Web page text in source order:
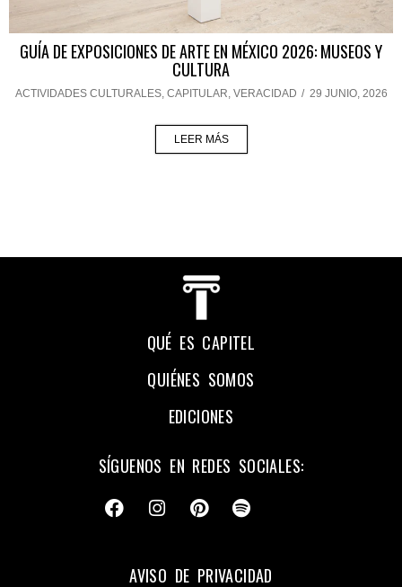
GUÍA DE EXPOSICIONES DE ARTE EN MÉXICO 2026: MUSEOS Y
CULTURA
ACTIVIDADES CULTURALES, CAPITULAR VERACIDAD / 29 JUNIO, 2026
LEER MÁS
QUÉ ES CAPITEL
QUIÉNES SOMOS
EDICIONES
SÍGUENOS EN REDES SOCIALES:
AVISO DE PRIVACIDAD